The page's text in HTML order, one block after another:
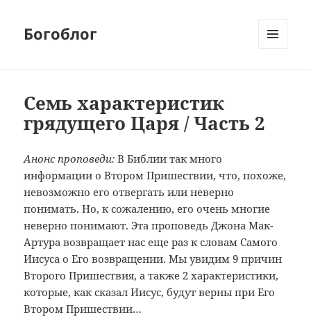
Богоблог
Семь характеристик
грядущего Царя / Часть 2
Анонс проповеди: В Библии так много
информации о Втором Пришествии, что, похоже,
невозможно его отвергать или неверно
понимать. Но, к сожалению, его очень многие
неверно понимают. Эта проповедь Джона Мак-
Артура возвращает нас еще раз к словам Самого
Иисуса о Его возвращении. Мы увидим 9 причин
Второго Пришествия, а также 2 характеристики,
которые, как сказал Иисус, будут верны при Его
Втором Пришествии…